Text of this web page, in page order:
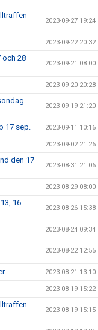
2023-09-27 19:24
2023-09-22 20:32
och 28
2023-09-21 08:00
2023-09-20 20:28
2023-09-19 21:20
17 sep. 2023-09-11 10:16
2023-09-02 21:26
den 17
2023-08-31 21:06
2023-08-29 08:00
16
2023-08-26 15:38
2023-08-24 09:34
2023-08-22 12:55
2023-08-21 13:10
2023-08-19 15:22
2023-08-19 15:15